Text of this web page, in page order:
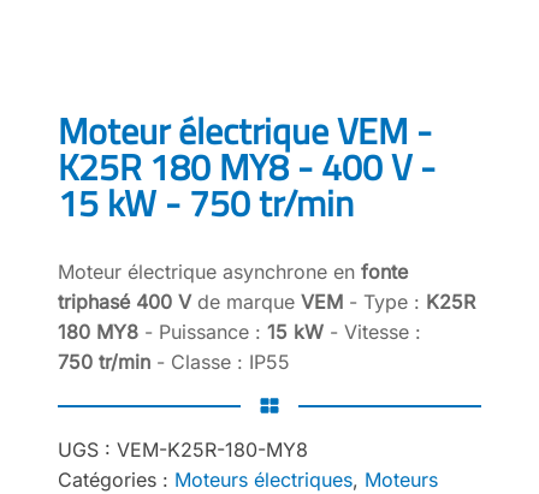
Moteur électrique VEM -
K25R 180 MY8 - 400 V -
15 kW - 750 tr/min
Moteur électrique asynchrone en fonte
triphasé 400 V de marque VEM - Type : K25R
180 MY8 - Puissance : 15 kW - Vitesse :
750 tr/min - Classe : IP55
UGS : VEM-K25R-180-MY8
Catégories : Moteurs électriques, Moteurs